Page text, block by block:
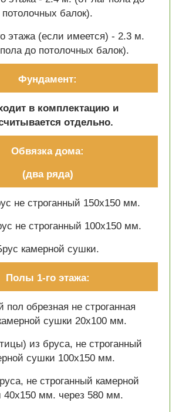
потолочных балок).
этажа (если имеется) - 2.3 м.
до потолочных балок).
Фундамент:
в комплектацию и
отдельно.
Обвязка дома:
(два ряда)
не строганный 150х150 мм.
не строганный 100х150 мм.
камерной сушки.
Полы 1-го этажа:
пол обрезная не строганная
сушки 20х100 мм.
из бруса, не строганный
сушки 100х150 мм.
не строганный камерной
40х150 мм. через 580 мм.